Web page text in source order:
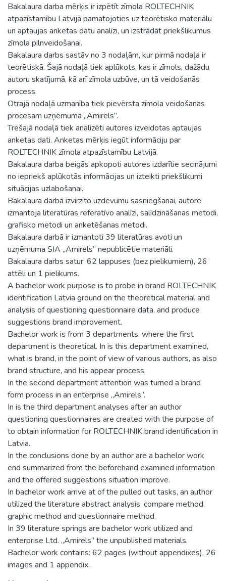
Bakalaura darba mērķis ir izpētīt zīmola ROLTECHNIK
atpazīstamību Latvijā pamatojoties uz teorētisko materiālu
un aptaujas anketas datu analīzi, un izstrādāt priekšlikumus
zīmola pilnveidošanai.
Bakalaura darbs sastāv no 3 nodaļām, kur pirmā nodaļa ir
teorētiskā. Šajā nodaļā tiek aplūkots, kas ir zīmols, dažādu
autoru skatījumā, kā arī zīmola uzbūve, un tā veidošanās
process.
Otrajā nodaļā uzmanība tiek pievērsta zīmola veidošanas
procesam uzņēmumā „Amirels”.
Trešajā nodaļā tiek analizēti autores izveidotas aptaujas
anketas dati. Anketas mērķis iegūt informāciju par
ROLTECHNIK zīmola atpazīstamību Latvijā.
Bakalaura darba beigās apkopoti autores izdarītie secinājumi
no iepriekš aplūkotās informācijas un izteikti priekšlikumi
situācijas uzlabošanai.
Bakalaura darbā izvirzīto uzdevumu sasniegšanai, autore
izmantoja literatūras referatīvo analīzi, salīdzināšanas metodi,
grafisko metodi un anketēšanas metodi.
Bakalaura darbā ir izmantoti 39 literatūras avoti un
uzņēmuma SIA „Amirels” nepublicētie materiāli.
Bakalaura darbs satur: 62 lappuses (bez pielikumiem), 26
attēli un 1 pielikums.
A bachelor work purpose is to probe in brand ROLTECHNIK
identification Latvia ground on the theoretical material and
analysis of questioning questionnaire data, and produce
suggestions brand improvement.
Bachelor work is from 3 departments, where the first
department is theoretical. In is this department examined,
what is brand, in the point of view of various authors, as also
brand structure, and his appear process.
In the second department attention was turned a brand
form process in an enterprise „Amirels”.
In is the third department analyses after an author
questioning questionnaires are created with the purpose of
to obtain information for ROLTECHNIK brand identification in
Latvia.
In the conclusions done by an author are a bachelor work
end summarized from the beforehand examined information
and the offered suggestions situation improve.
In bachelor work arrive at of the pulled out tasks, an author
utilized the literature abstract analysis, compare method,
graphic method and questionnaire method.
In 39 literature springs are bachelor work utilized and
enterprise Ltd. „Amirels” the unpublished materials.
Bachelor work contains: 62 pages (without appendixes), 26
images and 1 appendix.